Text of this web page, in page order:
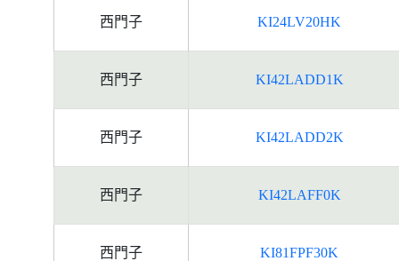
西門子 KI24LV20HK
西門子 KI42LADD1K
西門子 KI42LADD2K
西門子 KI42LAFF0K
西門子 KI81FPF30K